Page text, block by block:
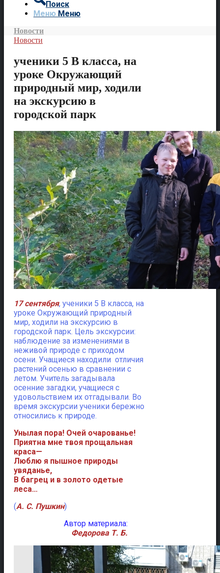
Поиск
Меню Меню
Новости
Новости
ученики 5 В класса, на
уроке Окружающий
природный мир, ходили
на экскурсию в
городской парк
17 сентября, ученики 5 В класса, на
уроке Окружающий природный
мир, ходили на экскурсию в
городской парк. Цель экскурсии:
наблюдение за изменениями в
неживой природе с приходом
осени. Учащиеся находили отличия
растений осенью в сравнении с
летом. Учитель загадывала
осенние загадки, учащиеся с
удовольствием их отгадывали. Во
время экскурсии ученики бережно
относились к природе.
Унылая пора! Очей очарованье!
Приятна мне твоя прощальная
краса—
Люблю я пышное природы
увяданье,
В багрец и в золото одетые
леса…
(А. С. Пушкин)
Автор материала:
Федорова Т. Б.